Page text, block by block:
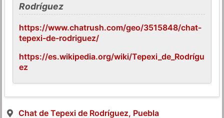
Rodríguez
https://www.chatrush.com/geo/3515848/chat-
tepexi-de-rodriguez/
https://es.wikipedia.org/wiki/Tepexi_de_Rodrígu
ez
Chat de Tepexi de Rodríguez, Puebla